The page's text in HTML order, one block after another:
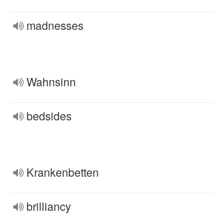
madnesses
Wahnsinn
bedsides
Krankenbetten
brilliancy